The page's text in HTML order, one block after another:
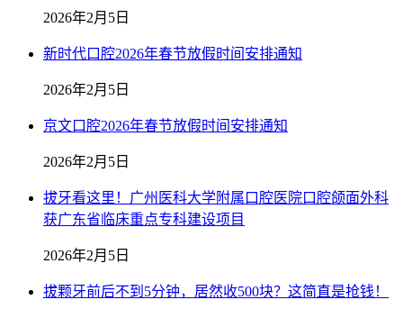
2026年2月5日
新时代口腔2026年春节放假时间安排通知
2026年2月5日
京文口腔2026年春节放假时间安排通知
2026年2月5日
拔牙看这里！广州医科大学附属口腔医院口腔颌面外科
获广东省临床重点专科建设项目
2026年2月5日
拔颗牙前后不到5分钟，居然收500块？这简直是抢钱！